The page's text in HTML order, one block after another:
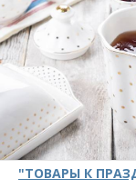
"ТОВАРЫ К